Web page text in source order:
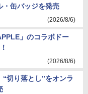
・缶バッジを発売
(2026/8/6)
」のコラボドー
(2026/8/6)
切り落とし”をオンラ